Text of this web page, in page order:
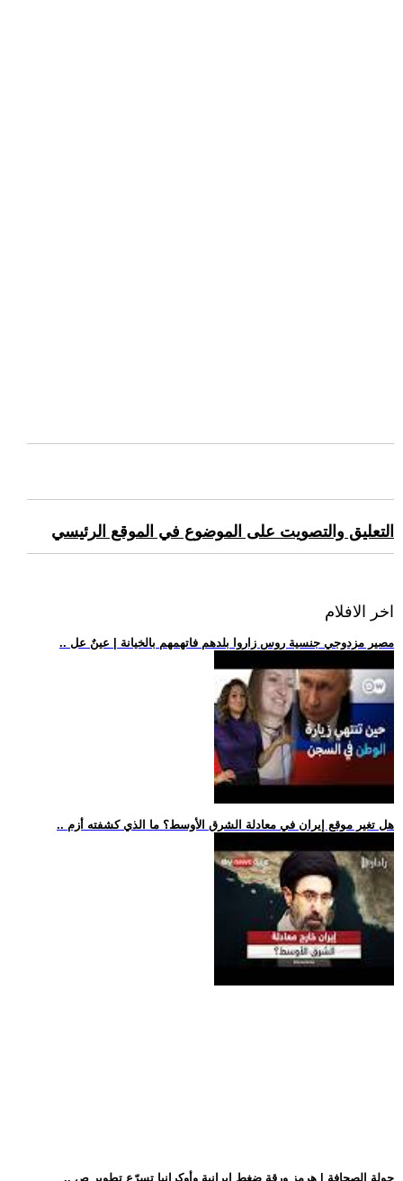
التعليق والتصويت على الموضوع في الموقع الرئيسي
اخر الافلام
.. مصير مزدوجي جنسية روس زاروا بلدهم فاتهمهم بالخيانة | عينٌ عل
.. هل تغير موقع إيران في معادلة الشرق الأوسط؟ ما الذي كشفته أزم
.. جولة الصحافة | هرمز ورقة ضغط إيرانية وأوكرانيا تسرّع تطوير ص